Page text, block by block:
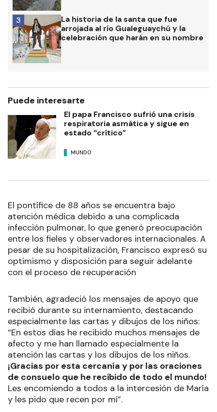
La historia de la santa que fue
arrojada al río Gualeguaychú y la
celebración que harán en su nombre
3
Puede interesarte
El papa Francisco sufrió una crisis
respiratoria asmática y sigue en
estado “crítico”
MUNDO
El pontífice de 88 años se encuentra bajo
atención médica debido a una complicada
infección pulmonar, lo que generó preocupación
entre los fieles y observadores internacionales. A
pesar de su hospitalización, Francisco expresó su
optimismo y disposición para seguir adelante
con el proceso de recuperación
También, agradeció los mensajes de apoyo que
recibió durante su internamiento, destacando
especialmente las cartas y dibujos de los niños:
“En estos días he recibido muchos mensajes de
afecto y me han llamado especialmente la
atención las cartas y los dibujos de los niños.
¡Gracias por esta cercanía y por las oraciones
de consuelo que he recibido de todo el mundo!
Les encomiendo a todos a la intercesión de María
y les pido que recen por mí”.